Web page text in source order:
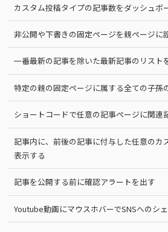
カスタム投稿タイプの記事数をダッシュボ
非公開や下書きの固定ページを親ページに
一番最新の記事を除いた最新記事のリスト
特定の親の固定ページに属する全ての子孫
ショートコードで任意の記事ページに関連
記事内に、前後の記事に付与した任意のカ
表示する
記事を公開する前に確認アラートを出す
Youtube動画にマウスホバーでSNSへのシ